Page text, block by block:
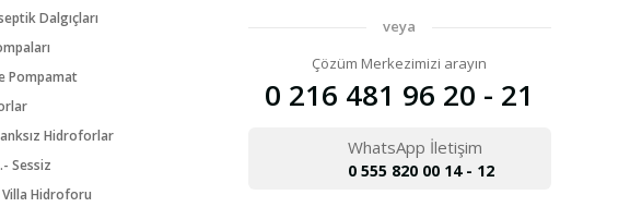
Dalgıçları
Pompamat
Hidroforlar
Sessiz
Hidroforu
veya
Çözüm Merkezimizi arayın
0 216 481 96 20 - 21
WhatsApp İletişim
0 555 820 00 14 - 12